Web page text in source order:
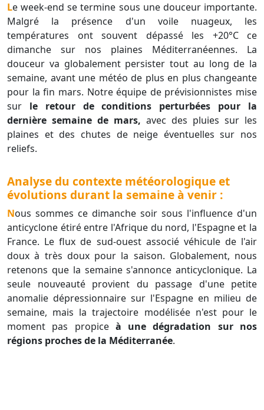
Le week-end se termine sous une douceur importante.
Malgré la présence d'un voile nuageux, les
températures ont souvent dépassé les +20°C ce
dimanche sur nos plaines Méditerranéennes. La
douceur va globalement persister tout au long de la
semaine, avant une météo de plus en plus changeante
pour la fin mars. Notre équipe de prévisionnistes mise
sur le retour de conditions perturbées pour la
dernière semaine de mars, avec des pluies sur les
plaines et des chutes de neige éventuelles sur nos
reliefs.
Analyse du contexte météorologique et
évolutions durant la semaine à venir :
Nous sommes ce dimanche soir sous l'influence d'un
anticyclone étiré entre l'Afrique du nord, l'Espagne et la
France. Le flux de sud-ouest associé véhicule de l'air
doux à très doux pour la saison. Globalement, nous
retenons que la semaine s'annonce anticyclonique. La
seule nouveauté provient du passage d'une petite
anomalie dépressionnaire sur l'Espagne en milieu de
semaine, mais la trajectoire modélisée n'est pour le
moment pas propice à une dégradation sur nos
régions proches de la Méditerranée.